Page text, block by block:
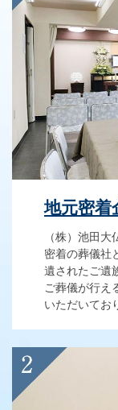
地元密着
（株）池田
密着の葬儀社
遺されたご遺
ご葬儀が行え
いただいてお